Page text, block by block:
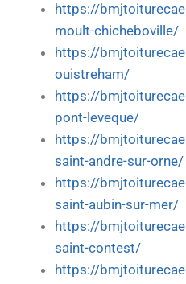
https://
moult-chicheboville/
https://
ouistreham/
https://
pont-leveque/
https://
saint-andre-sur-orne/
https://
saint-aubin-sur-mer/
https://
saint-contest/
https://